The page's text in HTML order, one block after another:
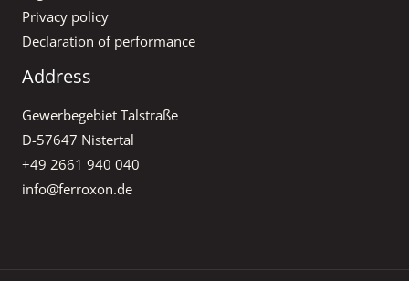
Privacy policy
Declaration of performance
Address
Gewerbegebiet Talstraße
D-57647 Nistertal
+49 2661 940 040
info@ferroxon.de